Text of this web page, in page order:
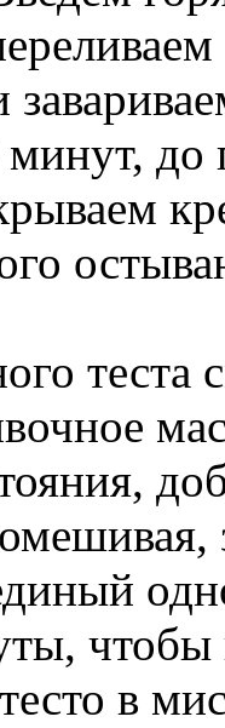
минут,
чтобы
в